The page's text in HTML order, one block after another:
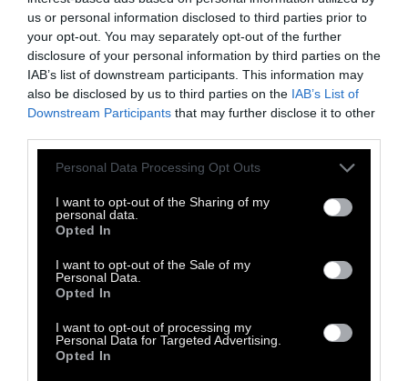
us or personal information disclosed to third parties prior to
your opt-out. You may separately opt-out of the further
disclosure of your personal information by third parties on the
IAB’s list of downstream participants. This information may
also be disclosed by us to third parties on the IAB’s List of
Downstream Participants that may further disclose it to other
Personal Data Processing Opt Outs
I want to opt-out of the Sharing of my
personal data.
Opted In
I want to opt-out of the Sale of my
Personal Data.
Opted In
I want to opt-out of processing my
Personal Data for Targeted Advertising.
Opted In
καρδιά, αν αυτή η καρδιά δεν μπορεί να
αγαπήσει.Γεμίζουμε μονάχα απ’ την αγάπη
που εμείς δίνουμε, από την πίστη που
ασκούμε, από όσα δικά μας χαρίζουμε.
ΑΚΟΜΗ ΚΑΙ Η ΨΥΧΗ διά της απωλείας της
κερδίζεται. Λέγεται πως «Μελαγχολία είναι η
αξόδευτη αγάπη…».
Απόσπασμα από βιβλίο της Μάρως
Βαμβουνάκη «Το φάντασμα της αξόδευτης
αγάπης», εκδ.Ψυχογιός.